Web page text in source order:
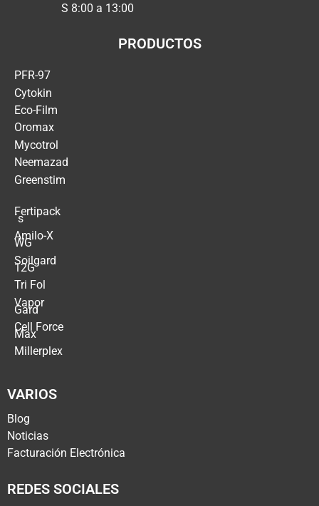
S 8:00 a 13:00
PRODUCTOS
PFR-97
Cytokin
Eco-Film
Oromax
Mycotrol
Neemazad
Greenstim
Fertipack
´s
Amilo-X
WG
Soilgard
12G
Tri Fol
Vapor
Gard
Cell Force
Max
Millerplex
VARIOS
Blog
Noticias
Facturación Electrónica
REDES SOCIALES